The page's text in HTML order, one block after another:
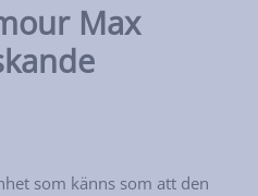
Max
som känns som att den